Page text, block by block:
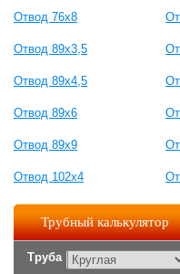
Отвод 76х8
Отвод 89х3,5
Отвод 89х4,5
Отвод 89х6
Отвод 89х9
Отвод 102х4
Трубный калькулятор
Труба